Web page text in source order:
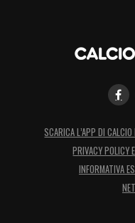
SCARICA L’APP DI
PRIVACY POLICY
INFORMATIVA